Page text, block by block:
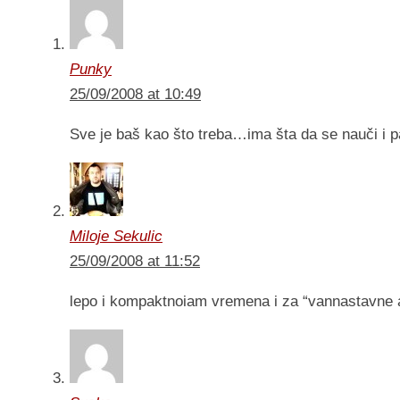
Punky
25/09/2008 at 10:49
Sve je baš kao što treba…ima šta da se nauči i
Miloje Sekulic
25/09/2008 at 11:52
lepo i kompaktnoiam vremena i za “vannastavne